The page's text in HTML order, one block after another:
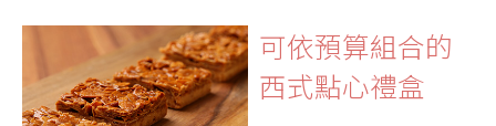
可依預算組合的
西式點心禮盒